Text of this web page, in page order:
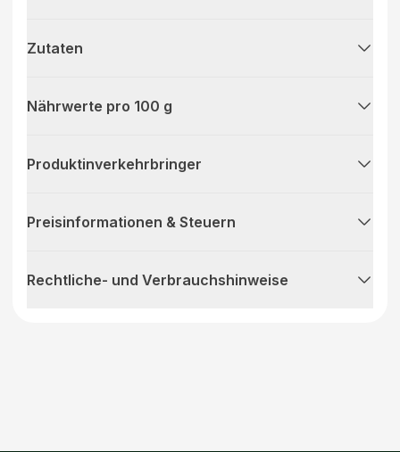
Zutaten
Nährwerte pro 100 g
Produktinverkehrbringer
Preisinformationen & Steuern
Rechtliche- und Verbrauchshinweise